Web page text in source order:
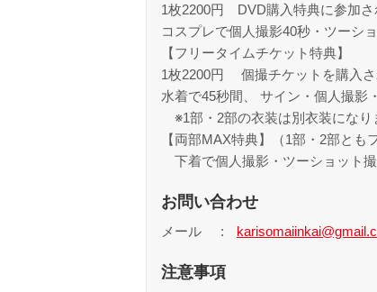
1枚2200円 DVD購入特典に参加さ
コスプレで個人撮影40秒・ツーシ
【フリータイムチケット特典】
1枚2200円 個撮チケットを購入
水着で45秒間、 サイン・個人撮影
※1部・2部の衣装は別衣装になり
【両部MAX特典】（1部・2部とも
下着で個人撮影・ツーショット
お問い合わせ
メール
注意事項